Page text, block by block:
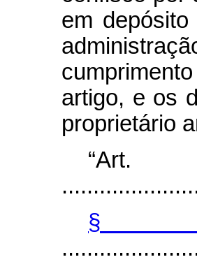
em
artigo, e os
proprietário